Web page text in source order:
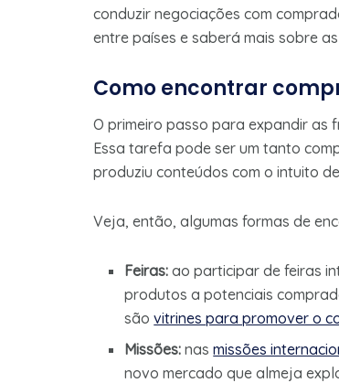
conduzir negociações com
entre países e saberá mais sobre
Como encontrar
O primeiro passo para expandir as
Essa tarefa pode ser um tanto
produziu conteúdos com o intuito
Veja, então, algumas formas de
Feiras:ao participar de feiras
produtos a potenciais
sãovitrines para promover o
Missões:nasmissões
novo mercado que almeja